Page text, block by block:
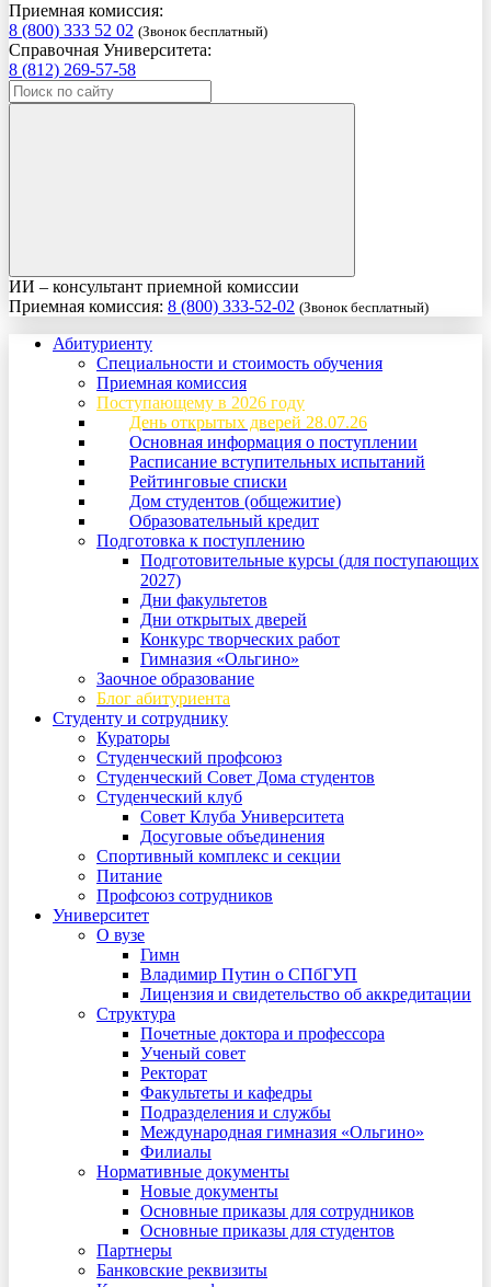
Приемная комиссия:
8 (800) 333 52 02 (Звонок бесплатный)
Справочная Университета:
8 (812) 269-57-58
ИИ – консультант приемной комиссии
Приемная комиссия: 8 (800) 333-52-02 (Звонок бесплатный)
Абитуриенту
Специальности и стоимость обучения
Приемная комиссия
Поступающему в 2026 году
День открытых дверей 28.07.26
Основная информация о поступлении
Расписание вступительных испытаний
Рейтинговые списки
Дом студентов (общежитие)
Образовательный кредит
Подготовка к поступлению
Подготовительные курсы (для поступающих
2027)
Дни факультетов
Дни открытых дверей
Конкурс творческих работ
Гимназия «Ольгино»
Заочное образование
Блог абитуриента
Студенту и сотруднику
Кураторы
Студенческий профсоюз
Студенческий Совет Дома студентов
Студенческий клуб
Совет Клуба Университета
Досуговые объединения
Спортивный комплекс и секции
Питание
Профсоюз сотрудников
Университет
О вузе
Гимн
Владимир Путин о СПбГУП
Лицензия и свидетельство об аккредитации
Структура
Почетные доктора и профессора
Ученый совет
Ректорат
Факультеты и кафедры
Подразделения и службы
Международная гимназия «Ольгино»
Филиалы
Нормативные документы
Новые документы
Основные приказы для сотрудников
Основные приказы для студентов
Партнеры
Банковские реквизиты